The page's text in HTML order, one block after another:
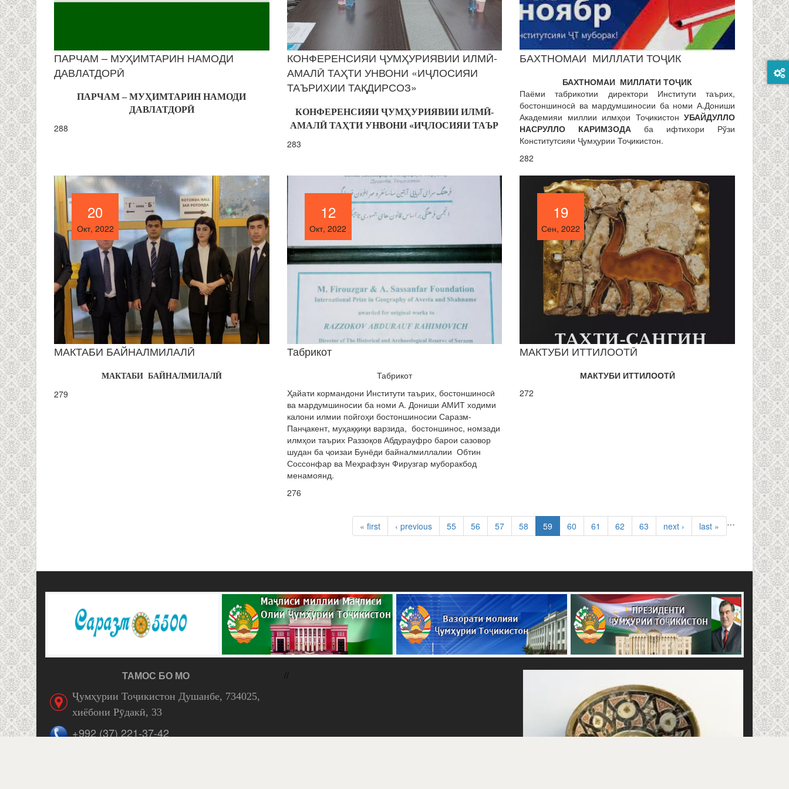
ПАРЧАМ – МУҲИМТАРИН НАМОДИ
ДАВЛАТДОРӢ
ПАРЧАМ – МУҲИМТАРИН НАМОДИ
ДАВЛАТДОРӢ
288
КОНФЕРЕНСИЯИ ҶУМҲУРИЯВИИ ИЛМӢ-
АМАЛӢ ТАҲТИ УНВОНИ «ИҶЛОСИЯИ
ТАЪРИХИИ ТАҚДИРСОЗ»
КОНФЕРЕНСИЯИ ҶУМҲУРИЯВИИ ИЛМӢ-
АМАЛӢ ТАҲТИ УНВОНИ «ИҶЛОСИЯИ ТАЪР
283
БАХТНОМАИ МИЛЛАТИ ТОҶИК
БАХТНОМАИ МИЛЛАТИ ТОҶИК
Паёми табрикотии директори Институти таърих,
бостоншиносӣ ва мардумшиносии ба номи А.Дониши
Академияи миллии илмҳои Тоҷикистон УБАЙДУЛЛО
НАСРУЛЛО КАРИМЗОДА ба ифтихори Рўзи
Конститутсияи Ҷумҳурии Тоҷикистон.
282
20
Окт, 2022
20
Окт, 2022
МАКТАБИ БАЙНАЛМИЛАЛӢ
МАКТАБИ БАЙНАЛМИЛАЛӢ
279
12
Окт, 2022
12
Окт, 2022
Табрикот
Табрикот
Ҳайати кормандони Институти таърих, бостоншиносӣ
ва мардумшиносии ба номи А. Дониши АМИТ ходими
калони илмии пойгоҳи бостоншиносии Саразм-
Панҷакент, муҳаққиқи варзида, бостоншинос, номзади
илмҳои таърих Раззоқов Абдурауфро барои сазовор
шудан ба ҷоизаи Бунёди байналмиллалии Обтин
Соссонфар ва Меҳрафзун Фирузгар муборакбод
менамоянд.
276
19
Сен, 2022
19
Сен, 2022
МАКТУБИ ИТТИЛООТӢ
МАКТУБИ ИТТИЛООТӢ
272
« first ‹ previous …
55 56 57 58 59 60 61 62 63 next › last »
ТАМОС БО МО
Ҷумҳурии Тоҷикистон Душанбе, 734025,
хиёбони Рӯдакӣ, 33
+992 (37) 221-37-42
//